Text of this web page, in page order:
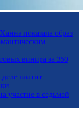
показала образ
винира за 350
платит
участие в седьмой